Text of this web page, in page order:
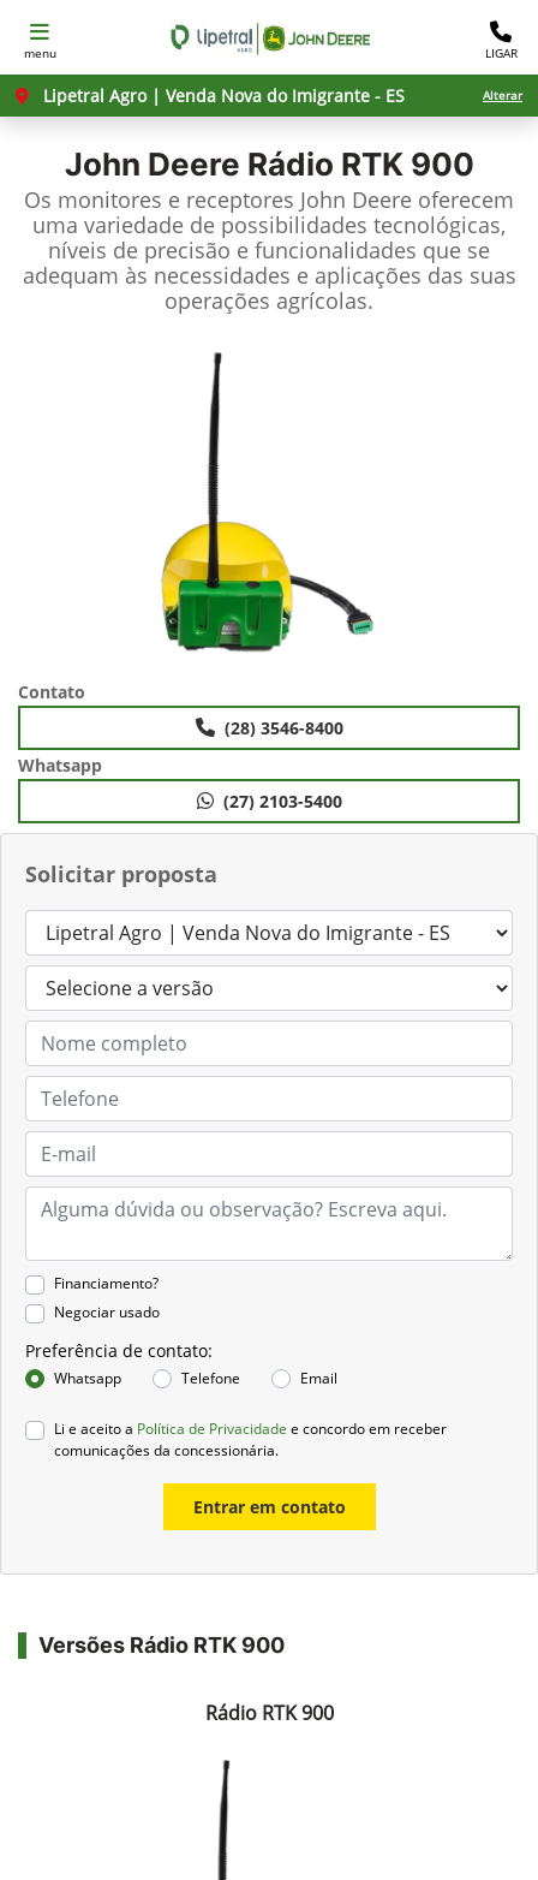
menu LIGAR
Lipetral Agro | Venda Nova do Imigrante - ES Alterar
John Deere Rádio RTK 900
Os monitores e receptores John Deere oferecem
uma variedade de possibilidades tecnológicas,
níveis de precisão e funcionalidades que se
adequam às necessidades e aplicações das suas
operações agrícolas.
Solicitar proposta
Financiamento?
Negociar usado
Preferência de contato:
Whatsapp Telefone Email
Li e aceito a Política de Privacidade e concordo em receber
comunicações da concessionária.
Entrar em contato
Contato
(28) 3546-8400
Whatsapp
(27) 2103-5400
Versões Rádio RTK 900
Rádio RTK 900